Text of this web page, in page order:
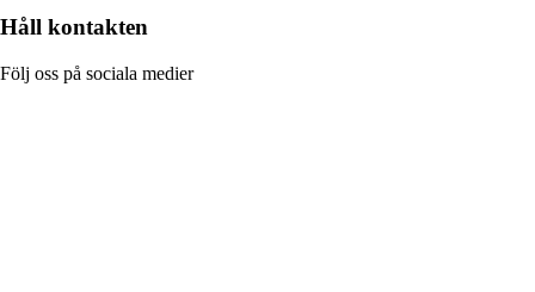
Håll kontakten
Följ oss på sociala medier